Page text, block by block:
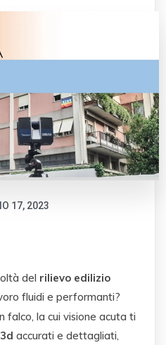
17, 2023
del rilievo edilizio
fluidi e performanti?
falco, la cui visione acuta ti
accurati e dettagliati,